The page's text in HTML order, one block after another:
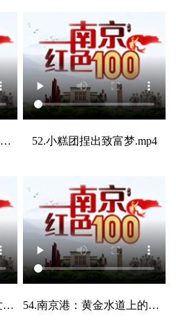
51.实践是检验真理的唯一标准.mp4 52.小糕团捏出致富梦.mp4
53.南京剪纸 从民间走向世界的镂空艺术.mp4 54.南京港：黄金水道上的明珠 .mp4